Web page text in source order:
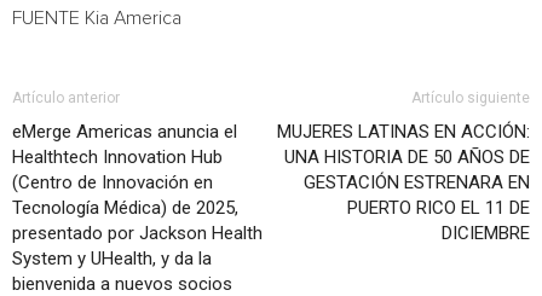
FUENTE Kia America
Artículo anterior
eMerge Americas anuncia el
Healthtech Innovation Hub
(Centro de Innovación en
Tecnología Médica) de 2025,
presentado por Jackson Health
System y UHealth, y da la
bienvenida a nuevos socios
Artículo siguiente
MUJERES LATINAS EN ACCIÓN:
UNA HISTORIA DE 50 AÑOS DE
GESTACIÓN ESTRENARA EN
PUERTO RICO EL 11 DE
DICIEMBRE